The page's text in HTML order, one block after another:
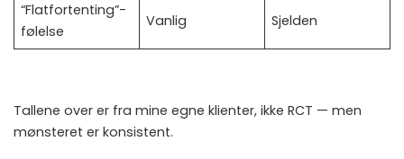
“Flatfortenting”-
følelse
Vanlig Sjelden
Tallene over er fra mine egne klienter, ikke RCT — men
mønsteret er konsistent.